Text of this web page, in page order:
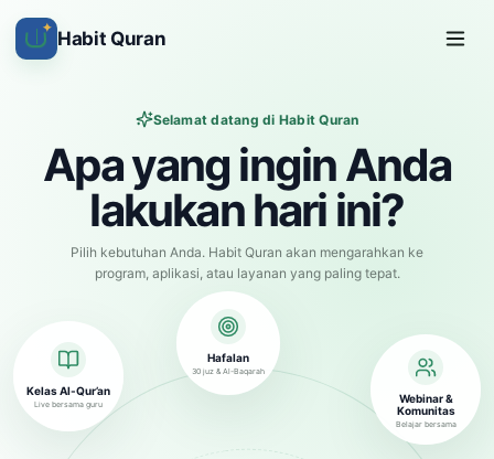
✦ Habit Quran
Selamat datang di Habit Quran
Apa yang ingin Anda
lakukan hari ini?
Pilih kebutuhan Anda. Habit Quran akan mengarahkan ke
program, aplikasi, atau layanan yang paling tepat.
Kelas Al-Qur’an
Live bersama guru
Hafalan
30 juz & Al-Baqarah
Webinar &
Komunitas
Belajar bersama